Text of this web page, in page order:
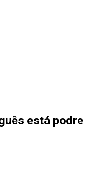
está podre